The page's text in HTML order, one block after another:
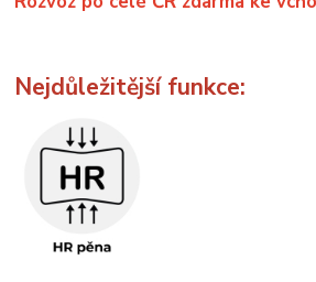
Nejdůležitější funkce: